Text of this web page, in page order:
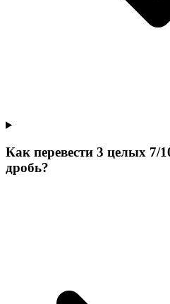
Как перевести 3 целых 7/
дробь?